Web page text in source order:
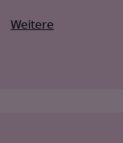
Weitere